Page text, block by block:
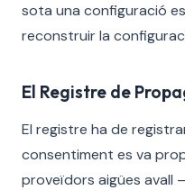
sota una configuració
reconstruir la
El Registre de
El registre ha de
consentiment es va
proveïdors aigües avall